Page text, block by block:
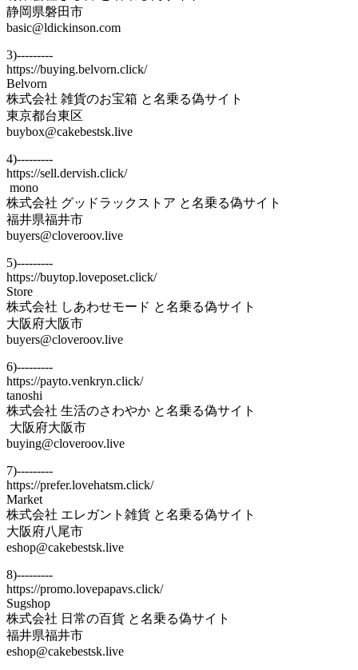
静岡県磐田市
basic@ldickinson.com
3)---------
https://buying.belvorn.click/
Belvorn
株式会社 雑貨のお宝箱 と名乗る偽サイト
東京都台東区
buybox@cakebestsk.live
4)---------
https://sell.dervish.click/
mono
株式会社 グッドラックストア と名乗る偽サイト
福井県福井市
buyers@cloveroov.live
5)---------
https://buytop.loveposet.click/
Store
株式会社 しあわせモード と名乗る偽サイト
大阪府大阪市
buyers@cloveroov.live
6)---------
https://payto.venkryn.click/
tanoshi
株式会社 生活のさわやか と名乗る偽サイト
大阪府大阪市
buying@cloveroov.live
7)---------
https://prefer.lovehatsm.click/
Market
株式会社 エレガント雑貨 と名乗る偽サイト
大阪府八尾市
eshop@cakebestsk.live
8)---------
https://promo.lovepapavs.click/
Sugshop
株式会社 日常の百貨 と名乗る偽サイト
福井県福井市
eshop@cakebestsk.live